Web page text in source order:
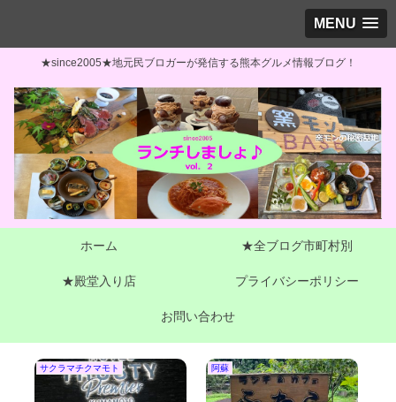
MENU
★since2005★地元民ブロガーが発信する熊本グルメ情報ブログ！
ホーム ★全ブログ市町村別
★殿堂入り店 プライバシーポリシー
お問い合わせ
熊本市東区 市町村地区別一覧